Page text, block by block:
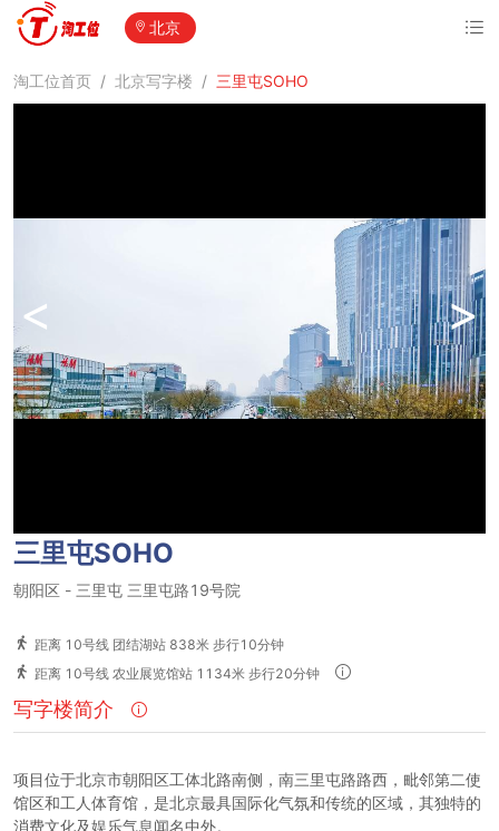
北京
淘工位首页 / 北京写字楼 / 三里屯SOHO
< >
三里屯SOHO
朝阳区 - 三里屯三里屯路19号院
距离 10号线 团结湖站 838米 步行10分钟
距离 10号线 农业展览馆站 1134米 步行20分钟
写字楼简介
项目位于北京市朝阳区工体北路南侧，南三里屯路路西，毗邻第二使
馆区和工人体育馆，是北京最具国际化气氛和传统的区域，其独特的
消费文化及娱乐气息闻名中外。